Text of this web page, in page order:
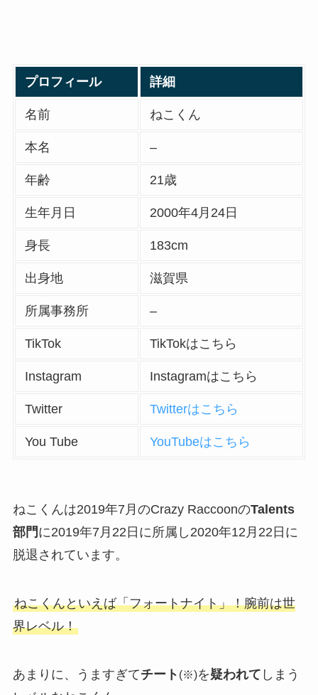
プロフィール 詳細
名前 ねこくん
本名 –
年齢 21歳
生年月日 2000年4月24日
身長 183cm
出身地 滋賀県
所属事務所 –
TikTok TikTokはこちら
Instagram Instagramはこちら
Twitter Twitterはこちら
You Tube YouTubeはこちら
ねこくんは2019年7月のCrazy RaccoonのTalents
部門 に2019年7月22日に所属し2020年12月22日に
脱退されています。
ねこくんといえば「フォートナイト」！腕前は世
界レベル！
あまりに、うますぎてチート (※)を疑われて しまう